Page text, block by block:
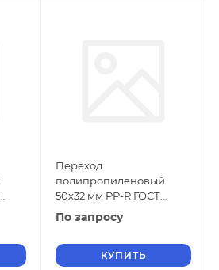
Переход
полипропиленовый
50х32 мм PP-R ГОСТ
32415-2013
По запросу
КУПИТЬ